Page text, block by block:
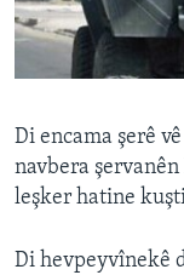
ÇAND Û HUNER
SERNIVÎS
Learning English
Di encama şerê
navbera
leşker hatine
Di hevpeyvînekê